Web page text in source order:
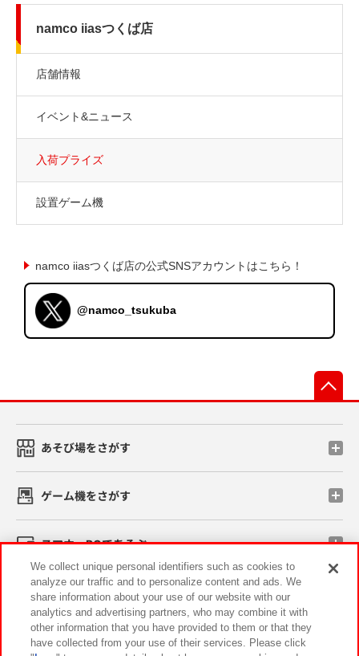
namco iiasつくば店
店舗情報
イベント&ニュース
入荷プライズ
設置ゲーム機
namco iiasつくば店の公式SNSアカウントはこちら！
@namco_tsukuba
あそび場をさがす
ゲーム機をさがす
スマホ・PCであそぶ
イベント・キャンペーン
We collect unique personal identifiers such as cookies to
analyze our traffic and to personalize content and ads. We
share information about your use of our website with our
analytics and advertising partners, who may combine it with
other information that you have provided to them or that they
have collected from your use of their services. Please click